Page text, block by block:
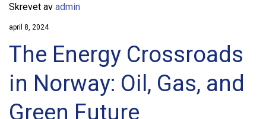
Skrevet av admin
april 8, 2024
The Energy Crossroads
in Norway: Oil, Gas, and
Green Future